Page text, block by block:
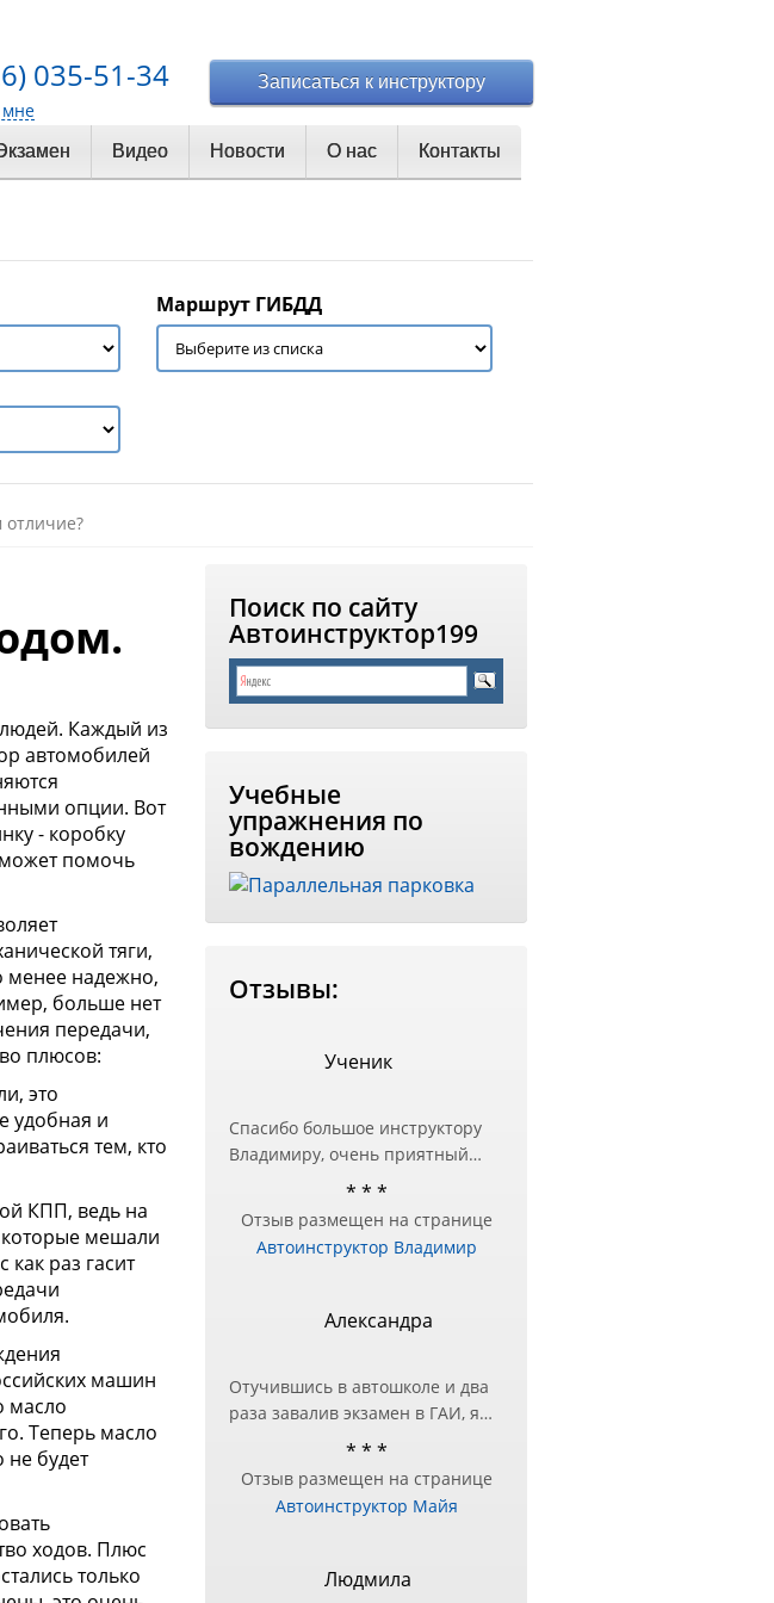
035-51-34
мне
Записаться к инструктору
Видео Новости О нас Контакты
Маршрут ГИБДД
отличие?
Каждый из
автомобилей
опции. Вот
- коробку
помочь
тяги,
менее надежно,
больше нет
передачи,
плюсов:
это
удобная и
тем, кто
КПП, ведь на
мешали
раз гасит
машин
масло
Теперь масло
не будет
ходов. Плюс
только
Поиск по сайту
Автоинструктор199
Учебные
упражнения по
вождению
Отзывы:
Ученик
Спасибо большое инструктору
Владимиру, очень приятный
человек и настоящий
другой автошколе, но перед
экзаменом в ГИБДД
подготовка — за практическими
занятиями и обратилась к
Нашел подход в подаче
информации и разъяснил все
ошибки, с которыми до этого
было трудно справиться!
Премного благодарна
* * *
Отзыв размещен на странице
Автоинструктор Владимир
Александра
Отучившись в автошколе и два
раза завалив экзамен в ГАИ, я
поняла, что нужно другое
Сестра посоветовала Майю в
качестве инструктора, чтобы
маршрут и упражнения.
Уже после первого занятия, я
* * *
Отзыв размещен на странице
Автоинструктор Майя
Людмила